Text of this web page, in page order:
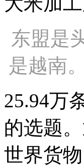
东盟是
是越南
25.94万
的选题
世界货